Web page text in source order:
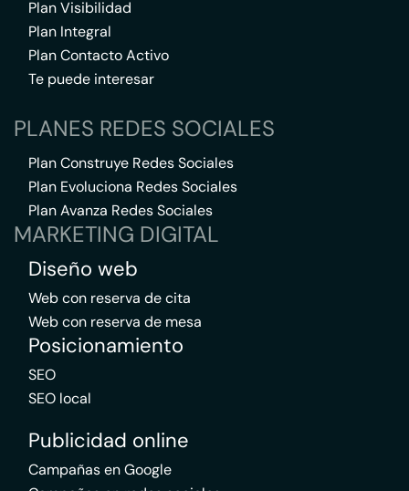
Plan Visibilidad
Plan Integral
Plan Contacto Activo
Te puede interesar
PLANES REDES SOCIALES
Plan Construye Redes Sociales
Plan Evoluciona Redes Sociales
Plan Avanza Redes Sociales
MARKETING DIGITAL
Diseño web
Web con reserva de cita
Web con reserva de mesa
Posicionamiento
SEO
SEO local
Publicidad online
Campañas en Google